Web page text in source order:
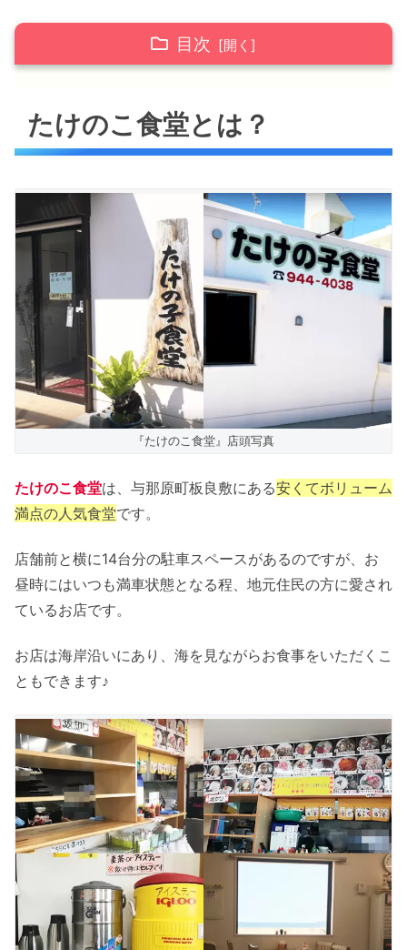
目次
たけのこ食堂おすすめメニュー
唐揚げチリソース丼
カツ丼
たけのこ食堂店舗情報
たけのこ食堂周辺地図
たけのこ食堂巡りまとめ
たけのこ食堂とは？
『たけのこ食堂』店頭写真
たけのこ食堂は、与那原町板良敷にある安くてボリューム
満点の人気食堂です。
店舗前と横に14台分の駐車スペースがあるのですが、お
昼時にはいつも満車状態となる程、地元住民の方に愛され
ているお店です。
お店は海岸沿いにあり、海を見ながらお食事をいただくこ
ともできます♪